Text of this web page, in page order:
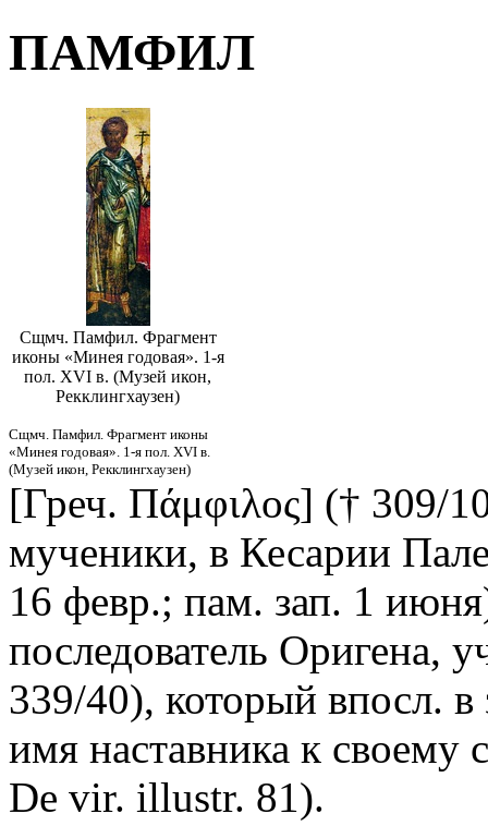
ПАМФИЛ
Сщмч. Памфил. Фрагмент
иконы «Минея годовая». 1-я
пол. XVI в. (Музей икон,
Рекклингхаузен)
Сщмч. Памфил. Фрагмент иконы
«Минея годовая». 1-я пол. XVI в.
(Музей икон, Рекклингхаузен)
[Греч. Πάμφιλος] († 309/
мученики, в Кесарии
16 февр.; пам. зап. 1
последователь Оригена,
339/40), который впосл. в
имя наставника к своему
De vir. illustr. 81).